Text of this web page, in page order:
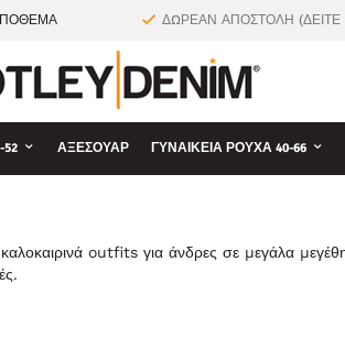
ΔΩΡΕΑΝ ΑΠΟΣΤΟΛΗ
ΑΞΕΣΟΥΆΡ ΓΥΝΑΙΚΕΊΑ ΡΟΎΧΑ 40-66
outfits για άνδρες σε μεγάλα